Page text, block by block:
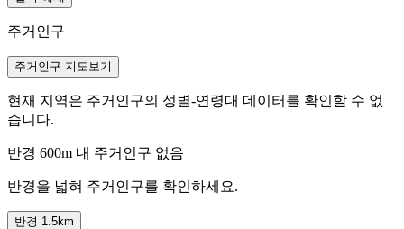
주거인구
주거인구 지도보기
현재 지역은 주거인구의 성별-연령대 데이터를 확인할 수 없
습니다.
반경 600m 내 주거인구 없음
반경을 넓혀 주거인구를 확인하세요.
반경 1.5km